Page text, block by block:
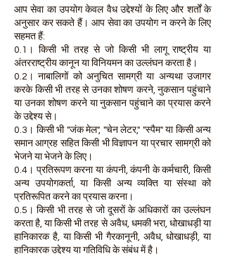
आप सेवा का उपयोग केवल वैध उद्देश्यों के लिए और शर्तों के
अनुसार कर सकते हैं। आप सेवा का उपयोग न करने के लिए
सहमत हैं:
0.1। किसी भी तरह से जो किसी भी लागू राष्ट्रीय या
अंतरराष्ट्रीय कानून या विनियमन का उल्लंघन करता है।
0.2। नाबालिगों को अनुचित सामग्री या अन्यथा उजागर
करके किसी भी तरह से उनका शोषण करने, नुकसान पहुंचाने
या उनका शोषण करने या नुकसान पहुंचाने का प्रयास करने
के उद्देश्य से।
0.3। किसी भी "जंक मेल", "चेन लेटर," "स्पैम" या किसी अन्य
समान आग्रह सहित किसी भी विज्ञापन या प्रचार सामग्री को
भेजने या भेजने के लिए।
0.4। प्रतिरूपण करना या कंपनी, कंपनी के कर्मचारी, किसी
अन्य उपयोगकर्ता, या किसी अन्य व्यक्ति या संस्था को
प्रतिरूपित करने का प्रयास करना।
0.5। किसी भी तरह से जो दूसरों के अधिकारों का उल्लंघन
करता है, या किसी भी तरह से अवैध, धमकी भरा, धोखाधड़ी या
हानिकारक है, या किसी भी गैरकानूनी, अवैध, धोखाधड़ी, या
हानिकारक उद्देश्य या गतिविधि के संबंध में है।